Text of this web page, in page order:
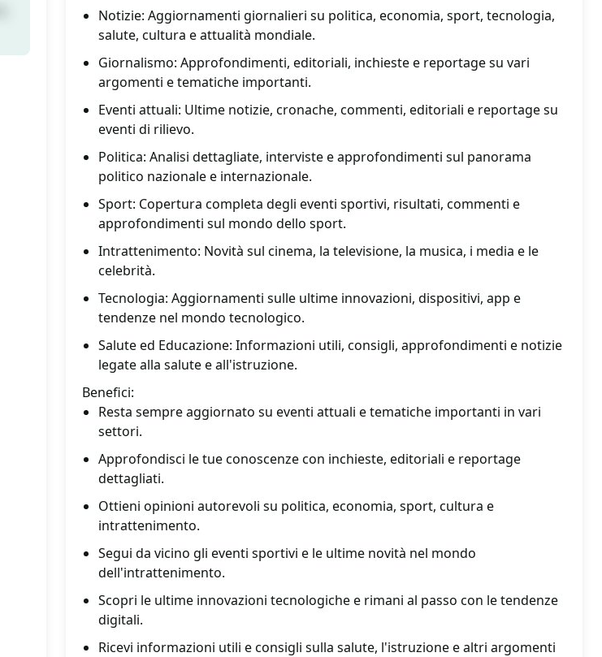
Notizie: Aggiornamenti giornalieri su politica, economia, sport, tecnologia,
salute, cultura e attualità mondiale.
Giornalismo: Approfondimenti, editoriali, inchieste e reportage su vari
argomenti e tematiche importanti.
Eventi attuali: Ultime notizie, cronache, commenti, editoriali e reportage su
eventi di rilievo.
Politica: Analisi dettagliate, interviste e approfondimenti sul panorama
politico nazionale e internazionale.
Sport: Copertura completa degli eventi sportivi, risultati, commenti e
approfondimenti sul mondo dello sport.
Intrattenimento: Novità sul cinema, la televisione, la musica, i media e le
celebrità.
Tecnologia: Aggiornamenti sulle ultime innovazioni, dispositivi, app e
tendenze nel mondo tecnologico.
Salute ed Educazione: Informazioni utili, consigli, approfondimenti e notizie
legate alla salute e all'istruzione.
Benefici:
Resta sempre aggiornato su eventi attuali e tematiche importanti in vari
settori.
Approfondisci le tue conoscenze con inchieste, editoriali e reportage
dettagliati.
Ottieni opinioni autorevoli su politica, economia, sport, cultura e
intrattenimento.
Segui da vicino gli eventi sportivi e le ultime novità nel mondo
dell'intrattenimento.
Scopri le ultime innovazioni tecnologiche e rimani al passo con le tendenze
digitali.
Ricevi informazioni utili e consigli sulla salute, l'istruzione e altri argomenti